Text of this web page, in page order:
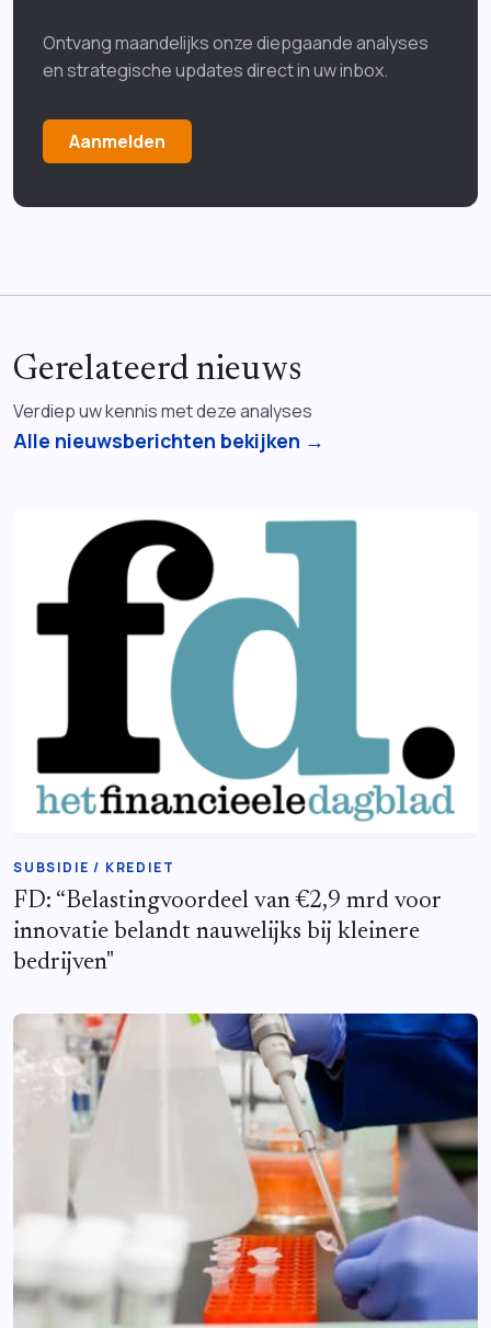
Ontvang maandelijks onze diepgaande analyses
en strategische updates direct in uw inbox.
Aanmelden
Gerelateerd nieuws
Verdiep uw kennis met deze analyses
Alle nieuwsberichten bekijken →
SUBSIDIE / KREDIET
FD: “Belastingvoordeel van €2,9 mrd voor
innovatie belandt nauwelijks bij kleinere
bedrijven"